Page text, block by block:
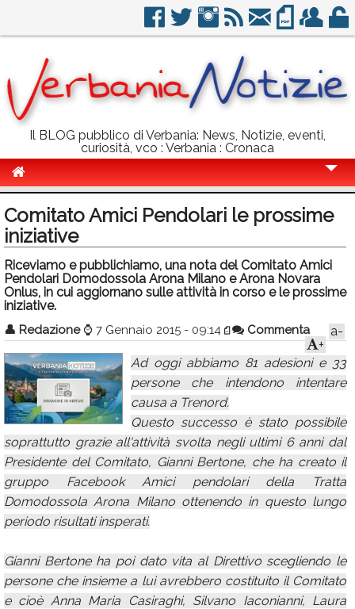
Il BLOG pubblico di Verbania: News, Notizie, eventi,
curiosità, vco : Verbania : Cronaca
Politica
Sport
Eventi
Calendario
Annunci
Comitato Amici Pendolari le prossime
iniziative
Riceviamo e pubblichiamo, una nota del Comitato Amici
Pendolari Domodossola Arona Milano e Arona Novara
Onlus, in cui aggiornano sulle attività in corso e le prossime
iniziative.
👤 Redazione ⌚ 7 Gennaio 2015 - 09:14 Commenta
a-
+
Ad oggi abbiamo 81 adesioni e 33
persone che intendono intentare
causa a Trenord.
Questo successo è stato possibile
soprattutto grazie all'attività svolta negli ultimi 6 anni dal
Presidente del Comitato, Gianni Bertone, che ha creato il
gruppo Facebook Amici pendolari della Tratta
Domodossola Arona Milano ottenendo in questo lungo
periodo risultati insperati.
Gianni Bertone ha poi dato vita al Direttivo scegliendo le
persone che insieme a lui avrebbero costituito il Comitato
e cioè Anna Maria Casiraghi, Silvano Iaconianni, Laura